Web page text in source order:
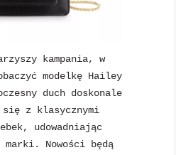
kampania, w
modelkę Hailey
duch doskonale
się z klasycznymi
udowadniając
marki. Nowości będą